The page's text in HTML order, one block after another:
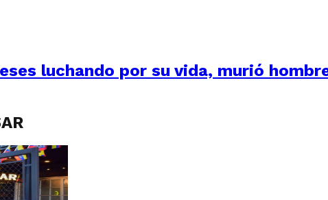
luchando por su vida, murió